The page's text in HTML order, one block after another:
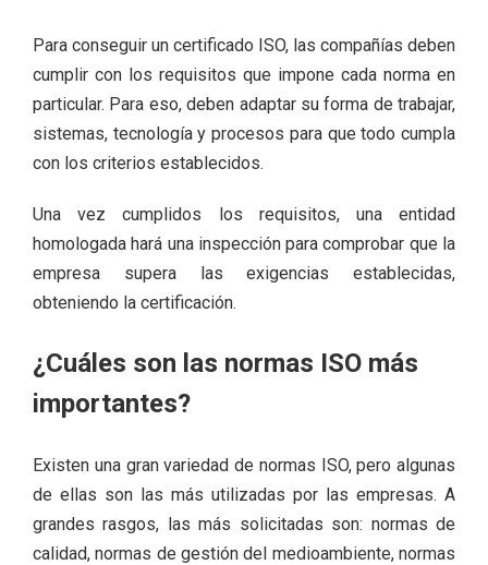
Para conseguir un certificado ISO, las compañías deben
cumplir con los requisitos que impone cada norma en
particular. Para eso, deben adaptar su forma de trabajar,
sistemas, tecnología y procesos para que todo cumpla
con los criterios establecidos.
Una vez cumplidos los requisitos, una entidad
homologada hará una inspección para comprobar que la
empresa supera las exigencias establecidas,
obteniendo la certificación.
¿Cuáles son las normas ISO más
importantes?
Existen una gran variedad de normas ISO, pero algunas
de ellas son las más utilizadas por las empresas. A
grandes rasgos, las más solicitadas son: normas de
calidad, normas de gestión del medioambiente, normas